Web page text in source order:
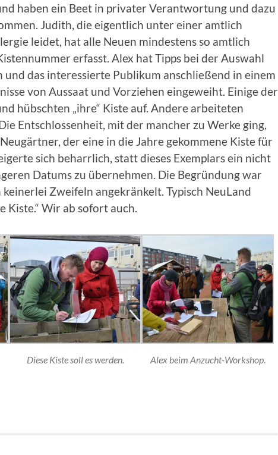
haben ein Beet in privater Verantwortung und dazu
Judith, die eigentlich unter einer amtlich
leidet, hat alle Neuen mindestens so amtlich
erfasst. Alex hat Tipps bei der Auswahl
und das interessierte Publikum anschließend in einem
von Aussaat und Vorziehen eingeweiht. Einige der
hübschten „ihre“ Kiste auf. Andere arbeiteten
Entschlossenheit, mit der mancher zu Werke ging,
der eine in die Jahre gekommene Kiste für
sich beharrlich, statt dieses Exemplars ein nicht
Datums zu übernehmen. Die Begründung war
Zweifeln angekränkelt. Typisch NeuLand
Kiste.“ Wir ab sofort auch.
Diese Kiste soll es werden. Alex beim Anzucht-Workshop.